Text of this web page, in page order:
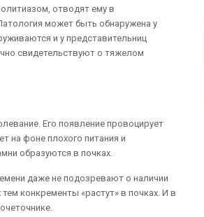
отводят ему в
может быть обнаружена у
и у представительниц
свидетельствуют о тяжелом
Его появление провоцирует
на фоне плохого питания и
образуются в почках.
даже не подозревают о наличии
конкременты «растут» в почках. И в